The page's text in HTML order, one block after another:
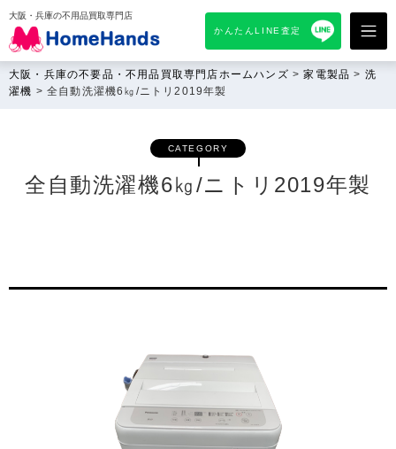
大阪・兵庫の不用品買取専門店
かんたんLINE査定
大阪・兵庫の不要品・不用品買取専門店ホームハンズ >家電製品 > 洗
濯機 >全自動洗濯機6㎏/ニトリ2019年製
CATEGORY
全自動洗濯機6㎏/ニトリ2019年製